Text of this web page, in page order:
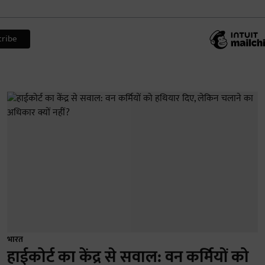
भारत
हाईकोर्ट का केंद्र से सवाल: वन कर्मियों को